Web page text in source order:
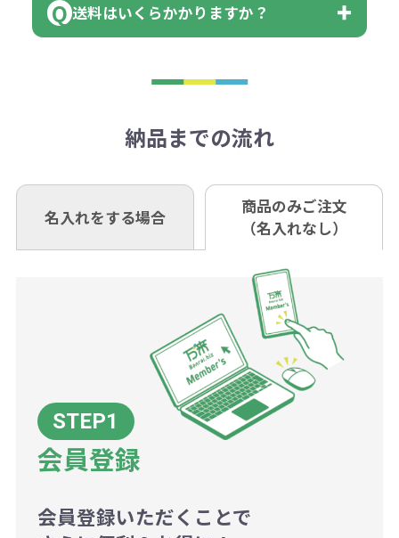
はまらない数を入力すると、アラー
アラートに従って数を調整してくだ
※不良商品をご返却いただけない場
います。あらかじめご了承くださ
※不良商品は商品到着後7営業日以
お問合せ先
0120-979-907
AM10:00～PM5:00（土・日・祝日を
相談下さい。
なお、印刷代はボリュームディスカ
同じ版で多くの数量を印刷すると、1
個当たりの印刷代単価がお安くなり
一方、数量が少なく一定数に満たな
い場合は、単価計算ではなく、印刷
代の基本料金を一式頂戴する場合が
ございます。
ボリュームディスカウントの計算は
商品や印刷方法によって異なります
ので、予めご了承ください。
例：200個未満（1式：18,000円）
■ゆうちょ銀行（振替口座）
口座名 株式会社モノベーション
※振り込み手数料はお客さま負担と
なりますのでご注意ください。
既製品の場合、ご入金確認後3営業
ご入金確認後約3週間となります。
定しているものもあります。
あれば、午前中までにご注文とご入
金いただければ翌日着でお送りする
お急ぎの場合、ご相談ください。最
大限努力いたします。
送料はいくらかかりますか？
き別途申し受けます。
も複数ヶ所への納品の場合、別途送
料頂戴する場合がございます。
詳細はこちらご確認ください。
納品までの流れ
名入れをする場合
商品のみご注文
（名入れなし）
会員登録
会員登録いただくことで